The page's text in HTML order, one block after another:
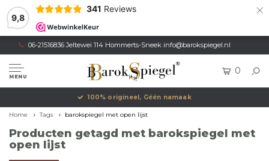
9,8
341 Reviews ×
06-21516836 Jeltewei 114 Hommerts-Sneek info@barokspiegel.nl
MENU
0
100% origineel, Géén namaak
Home Tags barokspiegel met open lijst
Producten getagd met barokspiegel met
open lijst